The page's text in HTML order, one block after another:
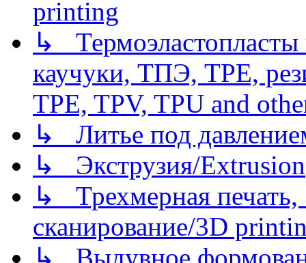
printing
↳
каучуки, ТПЭ, TPE,
TPE, TPV, TPU and
↳ Литье под
↳ Экструзия/Extrusion
↳ Трехмерная
сканирование/3D